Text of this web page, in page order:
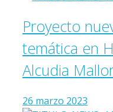
Proyecto
temática en
Alcudia
26 marzo 2023